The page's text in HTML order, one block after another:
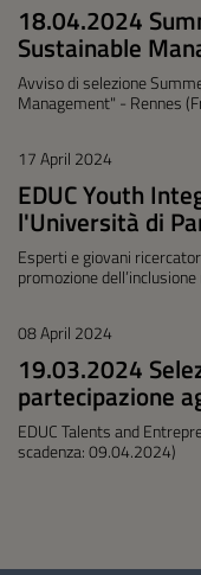
18.04.2024
Sustainable
Avviso di selezione
Management" - Rennes
17 April 2024
EDUC Youth
l'Università di
Esperti e giovani
promozione
08 April 2024
19.03.2024
partecipazione
EDUC Talents and
scadenza: 09.04.2024)